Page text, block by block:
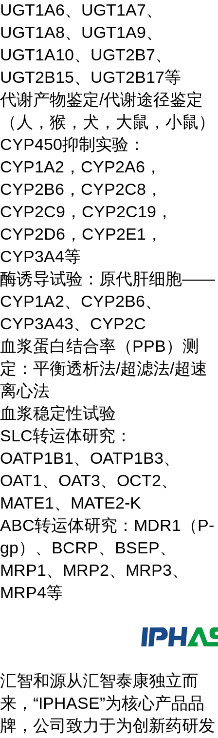
UGT1A6、UGT1A7、
UGT1A8、UGT1A9、
UGT1A10、UGT2B7、
UGT2B15、UGT2B17等
代谢产物鉴定/代谢途径鉴定
（人，猴，犬，大鼠，小鼠）
CYP450抑制实验：
CYP1A2，CYP2A6，
CYP2B6，CYP2C8，
CYP2C9，CYP2C19，
CYP2D6，CYP2E1，
CYP3A4等
酶诱导试验：原代肝细胞——
CYP1A2、CYP2B6、
CYP3A43、CYP2C
血浆蛋白结合率（PPB）测
定：平衡透析法/超滤法/超速
离心法
血浆稳定性试验
SLC转运体研究：
OATP1B1、OATP1B3、
OAT1、OAT3、OCT2、
MATE1、MATE2-K
ABC转运体研究：MDR1（P-
gp）、BCRP、BSEP、
MRP1、MRP2、MRP3、
MRP4等
汇智和源从汇智泰康独立而
来，“IPHASE”为核心产品品
牌，公司致力于为创新药研发